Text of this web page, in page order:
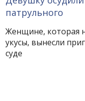
патрульного
Женщине, которая
укусы, вынесли
суде